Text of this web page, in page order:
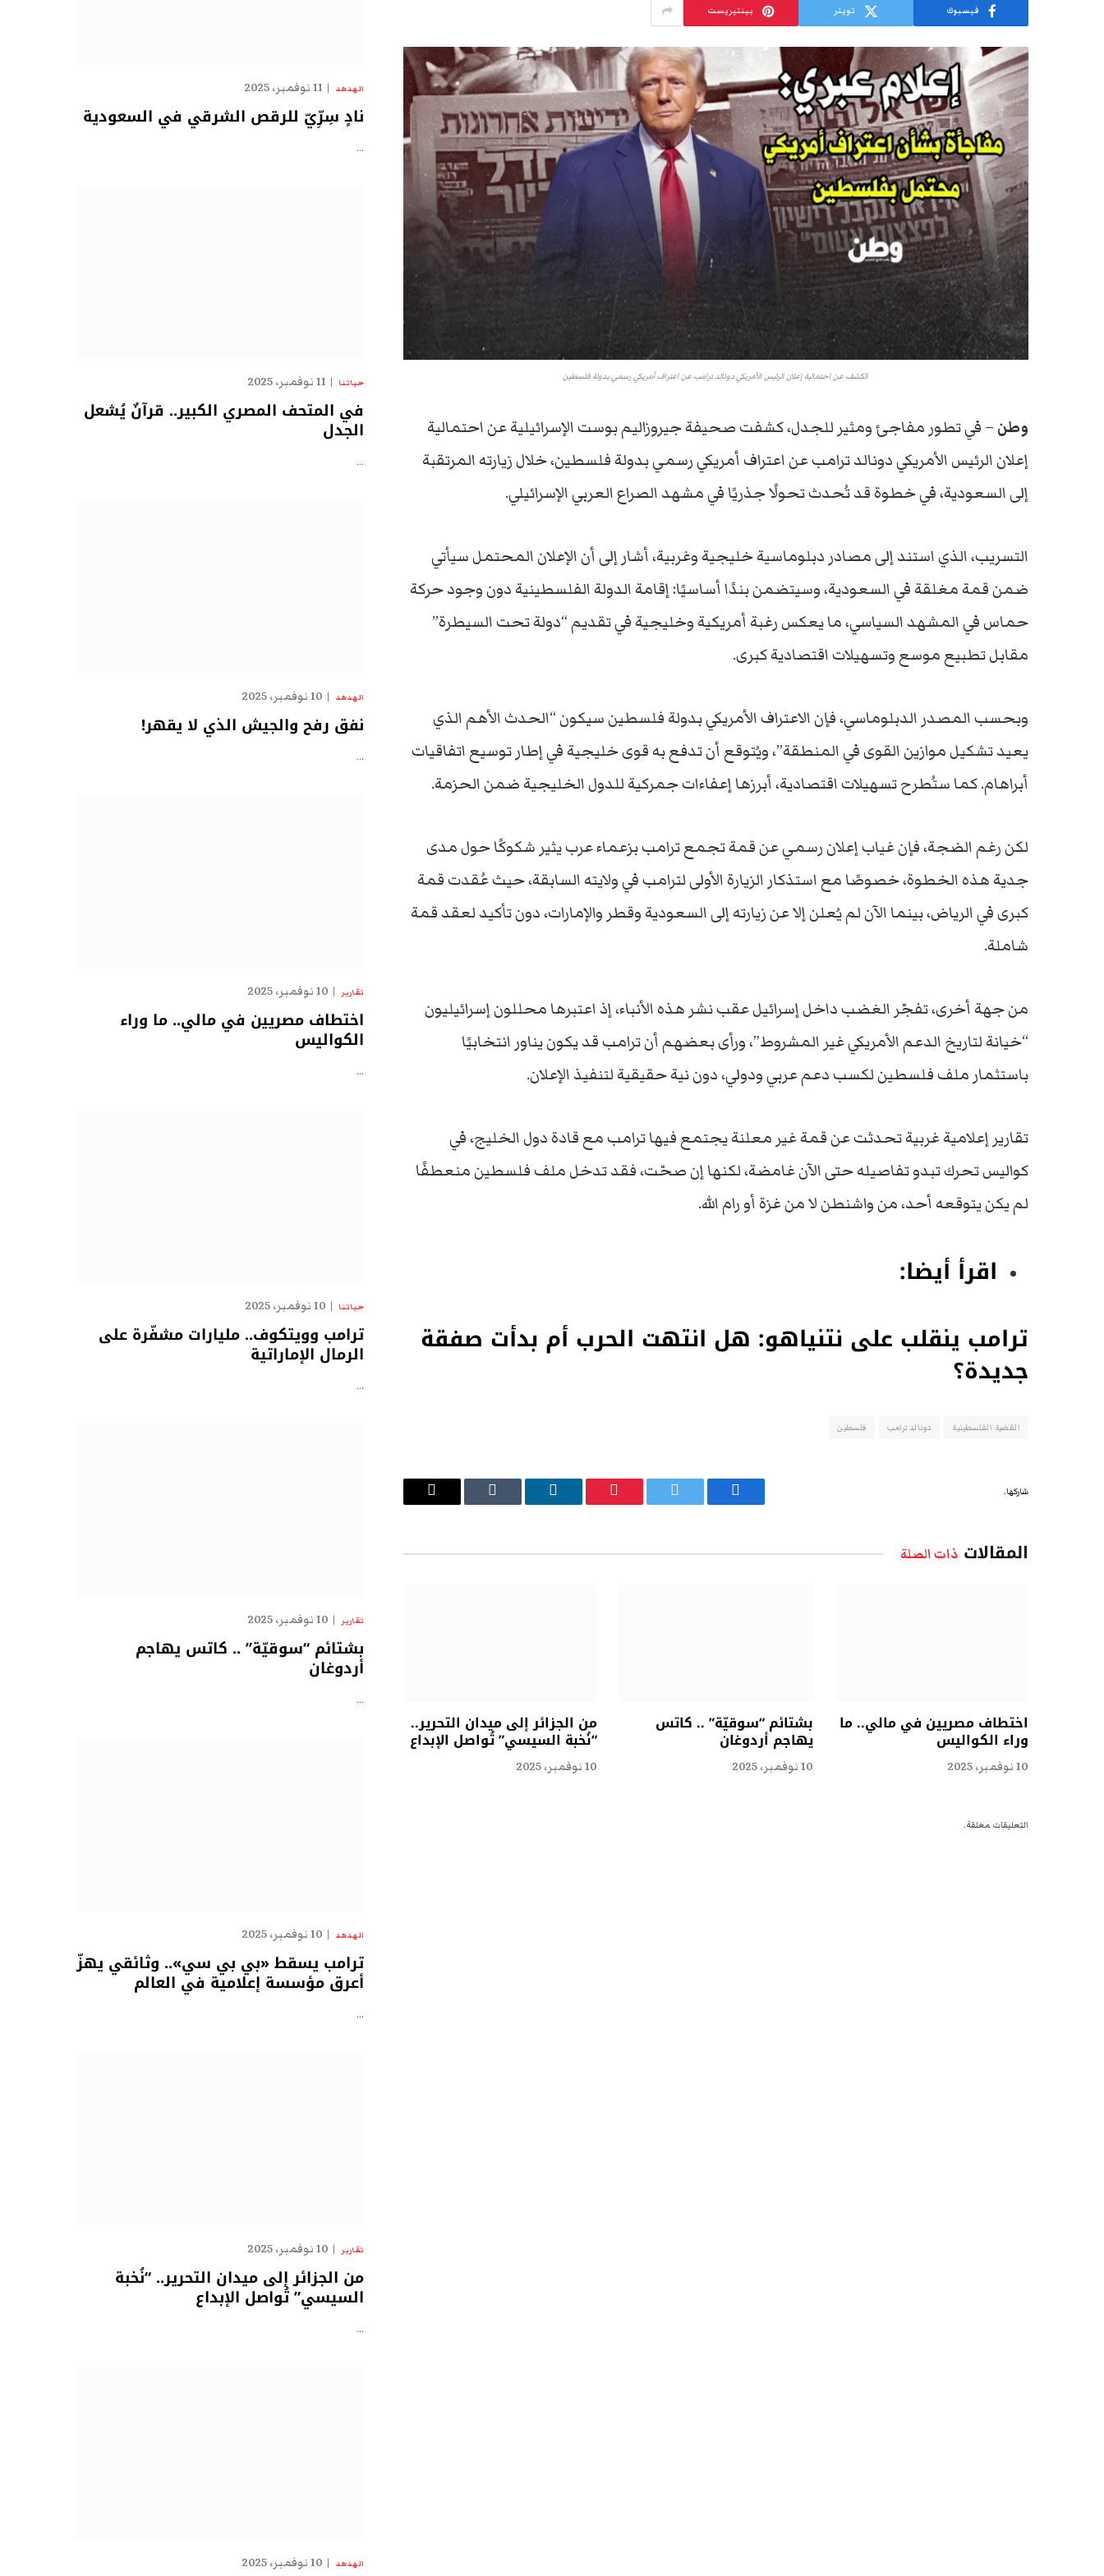
فيسبوك تويتر بينتيريست
الكشف عن احتمالية إعلان الرئيس الأمريكي دونالد ترامب عن اعتراف أمريكي رسمي بدولة فلسطين
وطن – فيتطور مفاجئومثير للجدل،كشفتصحيفةجيروزاليمبوستالإسرائيليةعناحتمالية
إعلانالرئيسالأمريكيدونالدترامبعناعترافأمريكيرسميبدولةفلسطين،خلالزيارتهالمرتقبة
إلىالسعودية،فيخطوةقدتُحدثتحولًاجذريًا فيمشهدالصراعالعربيالإسرائيلي.
التسريب،الذياستندإلىمصادر دبلوماسيةخليجيةوغربية،أشار إلىأنالإعلانالمحتملسيأتي
ضمنقمةمغلقةفيالسعودية،وسيتضمنبندًاأساسيًا:إقامةالدولةالفلسطينيةدونوجودحركة
حماسفيالمشهدالسياسي،مايعكسرغبةأمريكيةوخليجيةفيتقديم “دولةتحتالسيطرة”
مقابلتطبيع موسع وتسهيلاتاقتصاديةكبرى.
وبحسبالمصدر الدبلوماسي،فإنالاعترافالأمريكيبدولةفلسطينسيكون“الحدثالأهمالذي
يعيدتشكيلموازينالقوىفيالمنطقة”،ويُتوقع أنتدفعبهقوىخليجيةفيإطار توسيع اتفاقيات
أبراهام.كما ستُطرحتسهيلاتاقتصادية،أبرزهاإعفاءاتجمركيةللدولالخليجيةضمنالحزمة.
لكنرغمالضجة،فإنغيابإعلانرسميعنقمةتجمعترامببزعماءعربيثير شكوكًاحولمدى
جديةهذهالخطوة،خصوصًا مع استذكار الزيارةالأولىلترامبفيولايتهالسابقة،حيثعُقدتقمة
كبرىفيالرياض،بينما الآنلميُعلنإلاعنزيارتهإلىالسعوديةوقطر والإمارات،دونتأكيدلعقدقمة
شاملة.
منجهةأخرى،تفجّر الغضبداخلإسرائيلعقبنشر هذهالأنباء،إذاعتبرها محللونإسرائيليون
“خيانةلتاريخ الدعمالأمريكيغير المشروط”،ورأىبعضهمأنترامبقديكونيناور انتخابيًا
باستثمار ملففلسطينلكسبدعمعربيودولي،دوننيةحقيقيةلتنفيذالإعلان.
تقارير إعلاميةغربيةتحدثتعنقمةغير معلنةيجتمع فيهاترامبمع قادةدولالخليج،في
كواليستحركتبدوتفاصيلهحتىالآنغامضة،لكنهاإنصحّت،فقدتدخلملففلسطينمنعطفًا
لميكنيتوقعهأحد،منواشنطنلامنغزةأو رامالله.
اقرأ أيضا:
ترامب ينقلب على نتنياهو: هل انتهت الحرب أم بدأت صفقة
جديدة؟
القضية الفلسطينية دونالد ترامب فلسطين
شاركها.
فيسبوك تويتر بينتيريست لينكدإن Tumblr
البريد
المقالات ذات الصلة
اختطاف مصريين في مالي.. ما
وراء الكواليس
10 نوفمبر، 2025
بشتائم “سوقيّة” .. كاتس
يهاجم أردوغان
10 نوفمبر، 2025
من الجزائر إلى ميدان التحرير..
“نُخبة السيسي” تُواصل الإبداع
10 نوفمبر، 2025
التعليقات مغلقة.
الهدهد 11 نوفمبر، 2025
نادٍ سِرِّيّ للرقص الشرقي في السعودية
…
حياتنا 11 نوفمبر، 2025
في المتحف المصري الكبير.. قرآنٌ يُشعل
الجدل
…
الهدهد 10 نوفمبر، 2025
نفق رفح والجيش الذي لا يقهر!
…
تقارير 10 نوفمبر، 2025
اختطاف مصريين في مالي.. ما وراء
الكواليس
…
حياتنا 10 نوفمبر، 2025
ترامب وويتكوف.. مليارات مشفّرة على
الرمال الإماراتية
…
تقارير 10 نوفمبر، 2025
بشتائم “سوقيّة” .. كاتس يهاجم
أردوغان
…
الهدهد 10 نوفمبر، 2025
ترامب يسقط «بي بي سي».. وثائقي يهزّ
أعرق مؤسسة إعلامية في العالم
…
تقارير 10 نوفمبر، 2025
من الجزائر إلى ميدان التحرير.. “نُخبة
السيسي” تُواصل الإبداع
…
الهدهد 10 نوفمبر، 2025